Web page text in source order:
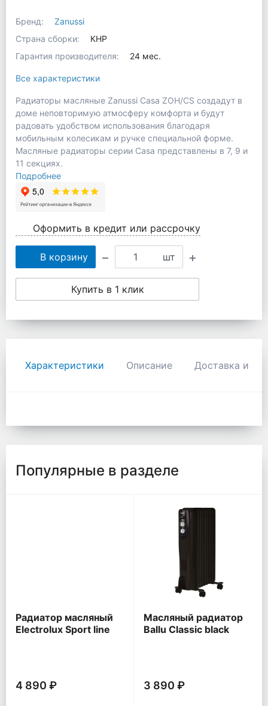
Бренд:
Zanussi
Страна сборки:
КНР
Гарантия производителя:
24 мес.
Все характеристики
Радиаторы масляные Zanussi Casa ZOH/CS создадут в
доме неповторимую атмосферу комфорта и будут
радовать удобством использования благодаря
мобильным колесикам и ручке специальной форме.
Масляные радиаторы серии Casa представлены в 7, 9 и
11 секциях.
Подробнее
Оформить в кредит или рассрочку
В корзину шт
Купить в 1 клик
Характеристики Описание Доставка и
Популярные в разделе
Радиатор масляный
Electrolux Sport line
4 890 ₽
Масляный радиатор
Ballu Classic black
3 890 ₽